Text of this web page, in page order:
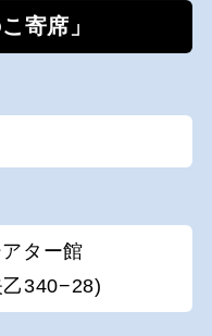
寄席」
ター館
340−28)